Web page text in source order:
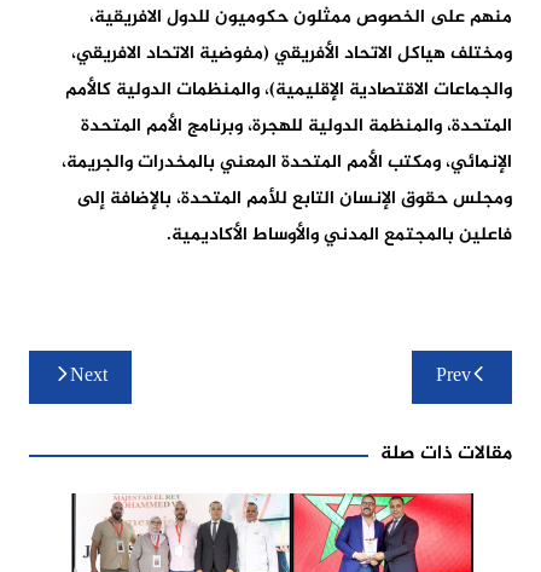
منهم على الخصوص ممثلون حكوميون للدول الافريقية،
ومختلف هياكل الاتحاد الأفريقي (مفوضية الاتحاد الافريقي،
والجماعات الاقتصادية الإقليمية)، والمنظمات الدولية كالأمم
المتحدة، والمنظمة الدولية للهجرة، وبرنامج الأمم المتحدة
الإنمائي، ومكتب الأمم المتحدة المعني بالمخدرات والجريمة،
ومجلس حقوق الإنسان التابع للأمم المتحدة، بالإضافة إلى
فاعلين بالمجتمع المدني والأوساط الأكاديمية.
تصفّح
المقالات
Prev
Next
مقالات ذات صلة